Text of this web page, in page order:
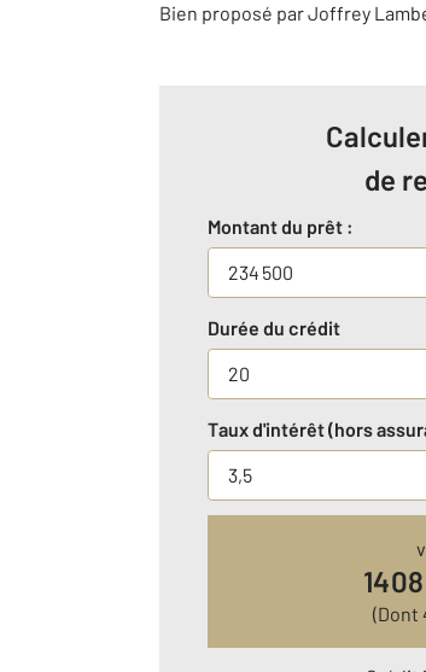
Bien proposé parJoffrey
de
Montant du prêt :
Durée du crédit
Taux d'intérêt (hors
(Dont